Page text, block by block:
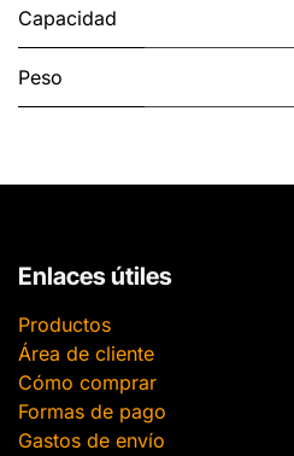
Capacidad
Peso
Enlaces útiles
Productos
Área de cliente
Cómo comprar
Formas de pago
Gastos de envío